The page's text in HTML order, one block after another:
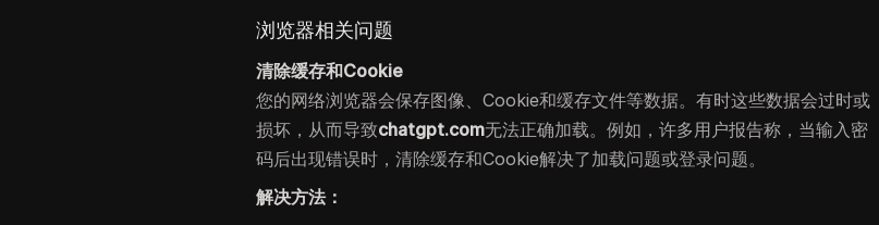
浏览器相关问题
清除缓存和Cookie
您的网络浏览器会保存图像、Cookie和缓存文件等数据。有时这些数据会过时或
损坏，从而导致chatgpt.com无法正确加载。例如，许多用户报告称，当输入密
码后出现错误时，清除缓存和Cookie解决了加载问题或登录问题。
解决方法：